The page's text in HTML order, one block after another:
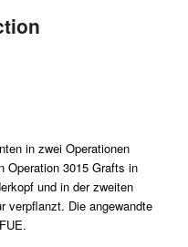
in zwei Operationen
Operation 3015 Grafts in
und in der zweiten
verpflanzt. Die angewandte